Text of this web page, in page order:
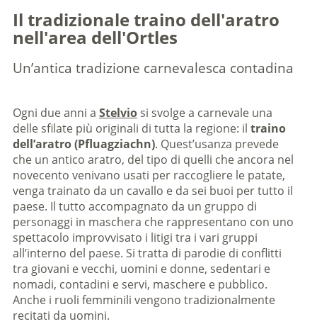
Il tradizionale traino dell'aratro
nell'area dell'Ortles
Un’antica tradizione carnevalesca contadina
Ogni due anni a Stelviosi svolge a carnevale una
delle sfilate più originali di tutta la regione: il traino
dell’aratro (Pfluagziachn). Quest’usanza prevede
che un antico aratro, del tipo di quelli che ancora nel
novecento venivano usati per raccogliere le patate,
venga trainato da un cavallo e da sei buoi per tutto il
paese. Il tutto accompagnato da un gruppo di
personaggi in maschera che rappresentano con uno
spettacolo improvvisato i litigi tra i vari gruppi
all’interno del paese. Si tratta di parodie di conflitti
tra giovani e vecchi, uomini e donne, sedentari e
nomadi, contadini e servi, maschere e pubblico.
Anche i ruoli femminili vengono tradizionalmente
recitati da uomini.